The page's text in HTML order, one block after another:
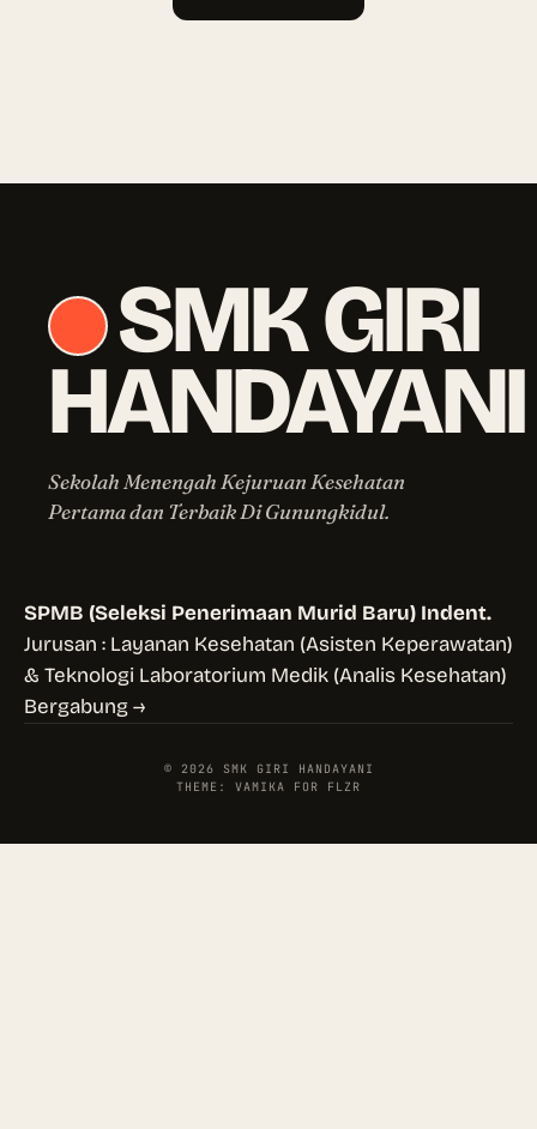
SMK GIRI
HANDAYANI
Sekolah Menengah Kejuruan Kesehatan
Pertama dan Terbaik Di Gunungkidul.
SPMB (Seleksi Penerimaan Murid Baru) Indent.
Jurusan : Layanan Kesehatan (Asisten Keperawatan)
& Teknologi Laboratorium Medik (Analis Kesehatan)
Bergabung →
© 2026 SMK GIRI HANDAYANI
THEME: VAMIKA FOR FLZR